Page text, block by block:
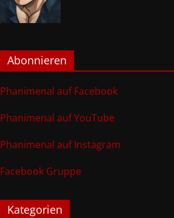
Abonnieren
Phanimenal auf Facebook
Phanimenal auf YouTube
Phanimenal auf Instagram
Facebook Gruppe
Kategorien